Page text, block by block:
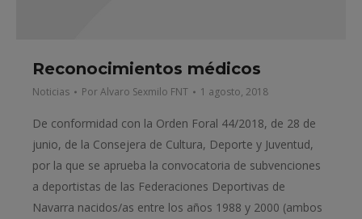
Reconocimientos médicos
Noticias PorAlvaro Sexmilo FNT 1 agosto, 2018
De conformidad con la Orden Foral 44/2018, de 28 de
junio, de la Consejera de Cultura, Deporte y Juventud,
por la que se aprueba la convocatoria de subvenciones
a deportistas de las Federaciones Deportivas de
Navarra nacidos/as entre los años 1988 y 2000 (ambos